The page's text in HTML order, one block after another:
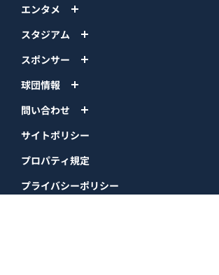
エンタメ
スタジアム
スポンサー
球団情報
問い合わせ
サイトポリシー
プロパティ規定
プライバシーポリシー